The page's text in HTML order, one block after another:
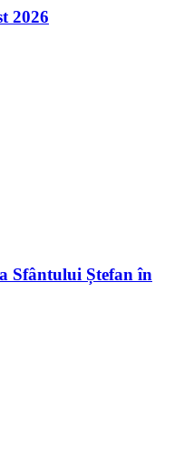
2026
Sfântului Ștefan în